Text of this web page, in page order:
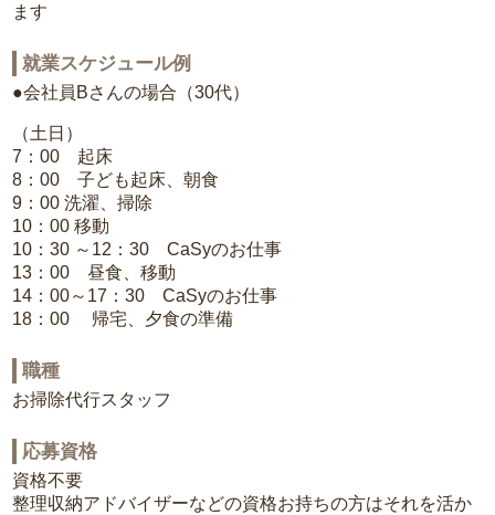
ます
就業スケジュール例
●会社員Bさんの場合（30代）
（土日）
7：00 起床
8：00 子ども起床、朝食
9：00 洗濯、掃除
10：00 移動
10：30 ～12：30 CaSyのお仕事
13：00 昼食、移動
14：00～17：30 CaSyのお仕事
18：00 帰宅、夕食の準備
職種
お掃除代行スタッフ
応募資格
資格不要
整理収納アドバイザーなどの資格お持ちの方はそれを活か